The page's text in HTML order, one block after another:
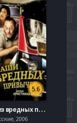
5.6
Папаши без вредных привычек (2011)
2006